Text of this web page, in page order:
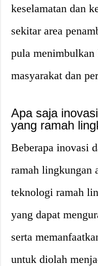
keselamatan dan
sekitar area
pula
masyarakat dan
Apa saja
yang ramah
Beberapa inovasi
ramah lingkungan
teknologi ramah
yang dapat
serta
untuk diolah